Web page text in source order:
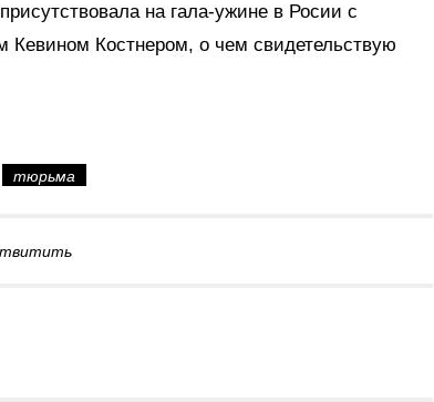
на гала-ужине в Росии с
Костнером, о чем свидетельствую
тюрьма